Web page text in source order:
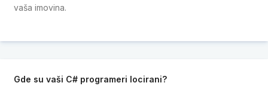
vaša imovina.
Gde su vaši C# programeri locirani?